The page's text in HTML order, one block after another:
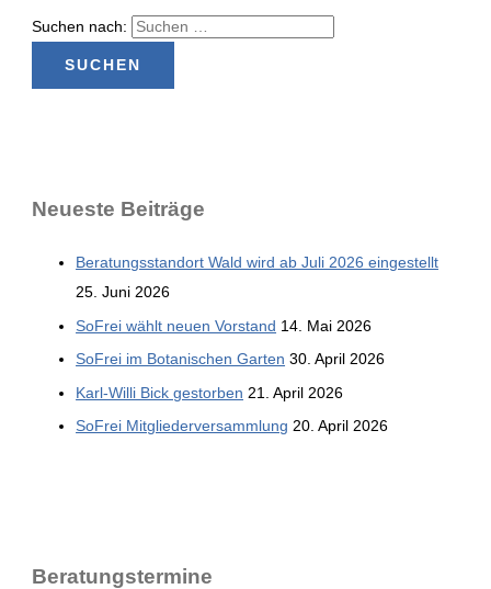
Suchen nach:
Neu­es­te Beiträge
Bera­tungs­stand­ort Wald wird ab Juli 2026 eingestellt
25. Juni 2026
SoFrei wählt neu­en Vorstand 14. Mai 2026
SoFrei im Bota­ni­schen Garten 30. April 2026
Karl-Wil­li Bick gestorben 21. April 2026
SoFrei Mit­glie­der­ver­samm­lung 20. April 2026
Bera­tungs­ter­mi­ne